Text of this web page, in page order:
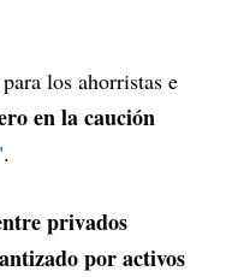
los ahorristas e
en la caución
.
privados
por activos